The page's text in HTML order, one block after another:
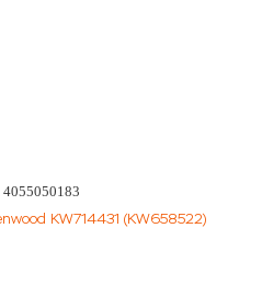
4055050183